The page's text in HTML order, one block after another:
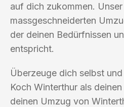
auf dich zukommen.
massgeschneiderten
der deinen Bedürfnissen
entspricht.
Überzeuge dich selbst
Koch Winterthur als
deinen Umzug von